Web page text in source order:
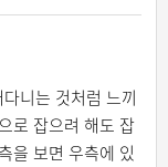
니는 것처럼 느끼
로 잡으려 해도 잡
을 보면 우측에 있